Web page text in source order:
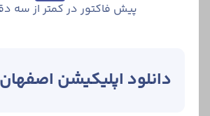
پیش فاکتور در کمتر از سه
دانلود اپلیکیشن